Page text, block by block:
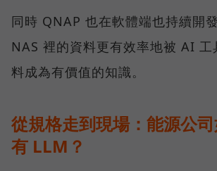
同時 QNAP 也在軟體端也持續開
NAS 裡的資料更有效率地被 AI 工
料成為有價值的知識。
從規格走到現場：能源公
有 LLM？